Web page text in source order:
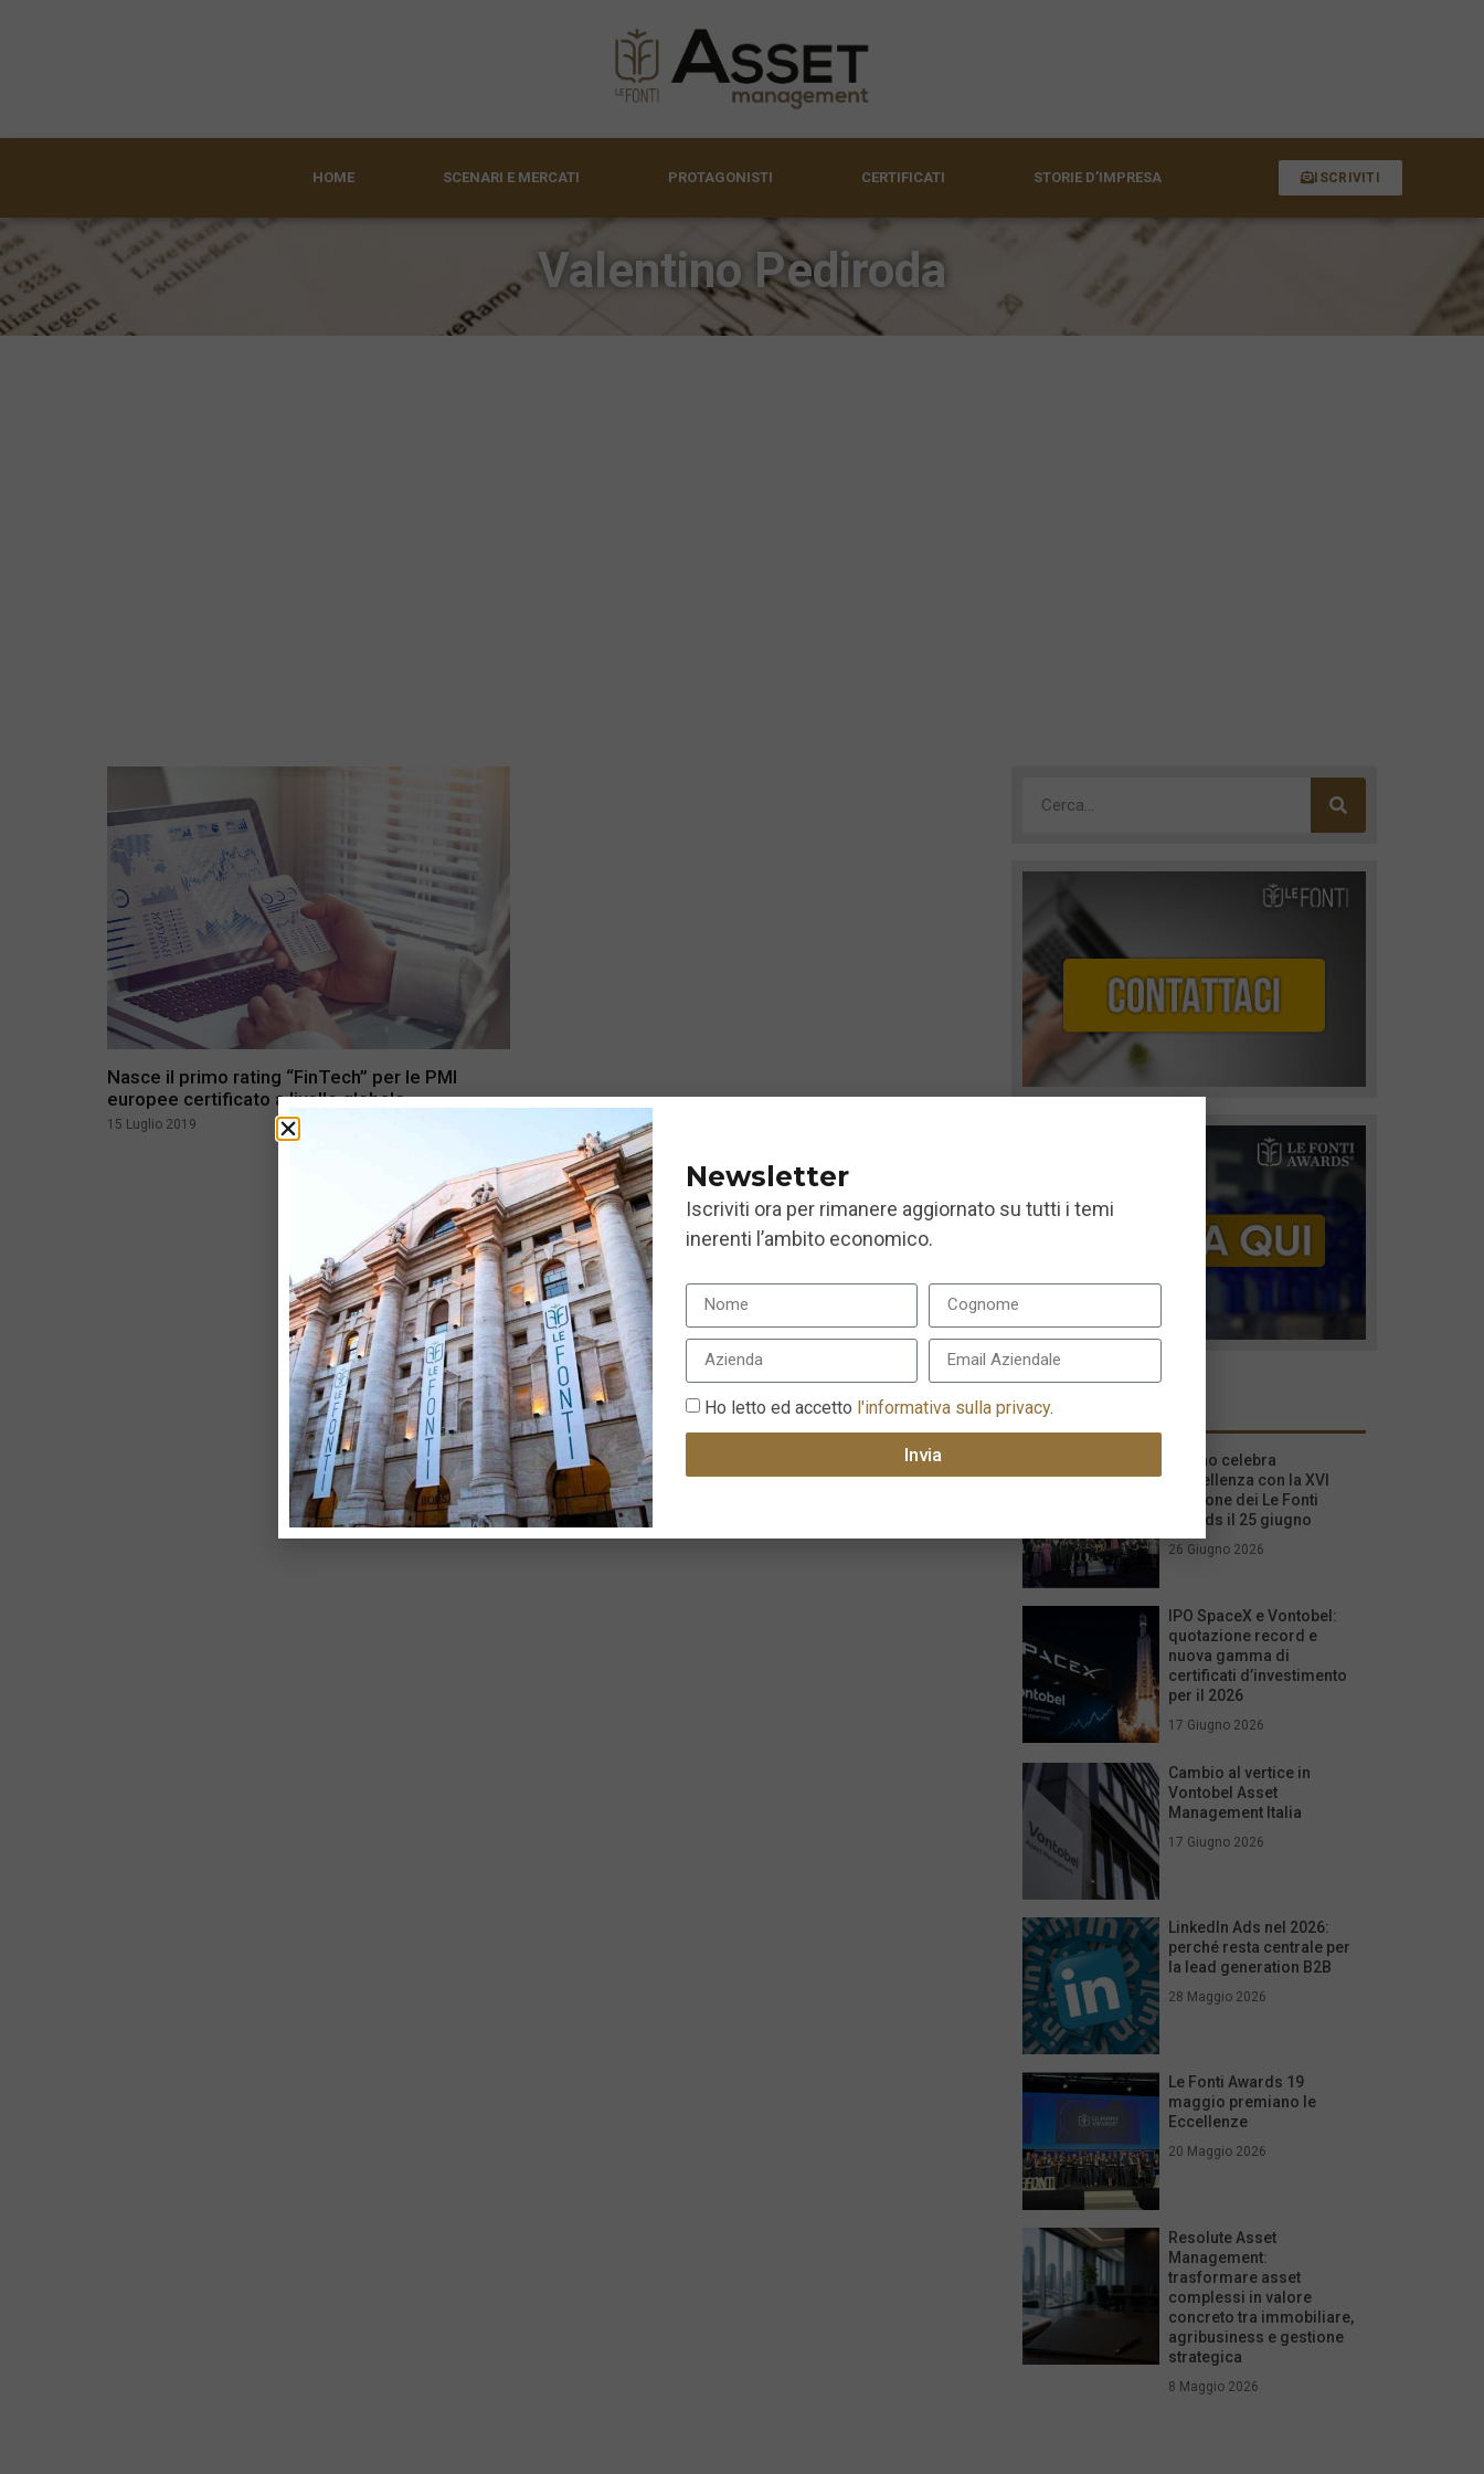
HOME SCENARI E MERCATI PROTAGONISTI CERTIFICATI STORIE D’IMPRESA ISCRIVITI
Valentino Pediroda
Nasce il primo rating “FinTech” per le PMI
europee certificato a livello globale
15 Luglio 2019
I più recenti
Milano celebra
l’eccellenza con la XVI
edizione dei Le Fonti
Awards il 25 giugno
26 Giugno 2026
IPO SpaceX e Vontobel:
quotazione record e
nuova gamma di
certificati d’investimento
per il 2026
17 Giugno 2026
Cambio al vertice in
Vontobel Asset
Management Italia
17 Giugno 2026
LinkedIn Ads nel 2026:
perché resta centrale per
la lead generation B2B
28 Maggio 2026
Le Fonti Awards 19
maggio premiano le
Eccellenze
20 Maggio 2026
Resolute Asset
Management:
trasformare asset
complessi in valore
concreto tra immobiliare,
agribusiness e gestione
strategica
8 Maggio 2026
Newsletter
Iscriviti ora per rimanere aggiornato su tutti i temi
inerenti l’ambito economico.
Ho letto ed accetto l'informativa sulla privacy.
Invia